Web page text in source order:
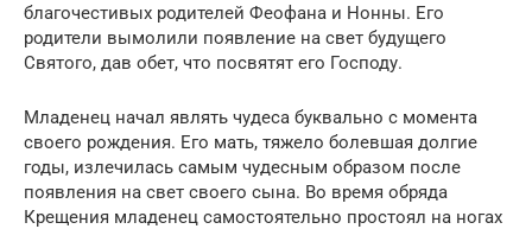
благочестивых родителей Феофана и Нонны. Его
родители вымолили появление на свет будущего
Святого, дав обет, что посвятят его Господу.
Младенец начал являть чудеса буквально с момента
своего рождения. Его мать, тяжело болевшая долгие
годы, излечилась самым чудесным образом после
появления на свет своего сына. Во время обряда
Крещения младенец самостоятельно простоял на ногах